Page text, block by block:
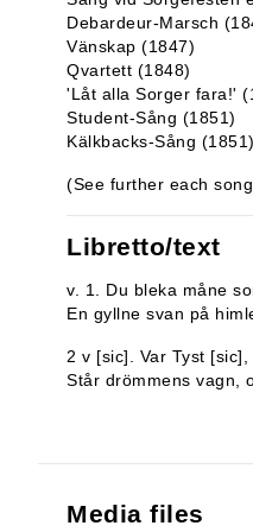
Debardeur-Marsch
Vänskap (1847)
Qvartett (1848)
'Låt alla Sorger fara!'
Student-Sång (1851)
Kälkbacks-Sång (1851)
(See further each
Libretto/text
v. 1. Du bleka måne
En gyllne svan på
2 v [sic]. Var Tyst
Står drömmens vagn,
Media files